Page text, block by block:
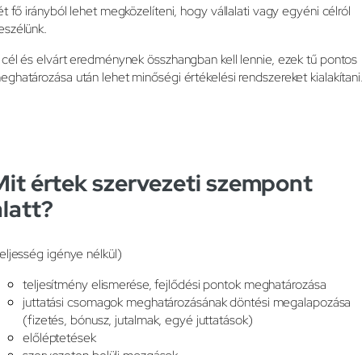
fő irányból lehet megközelíteni, hogy vállalati vagy egyéni célról
és elvárt eredménynek összhangban kell lennie, ezek tű pontos
után lehet minőségi értékelési rendszereket
értek szervezeti szempont
igénye nélkül)
teljesítmény elismerése, fejlődési pontok meghatározása
juttatási csomagok meghatározásának döntési megalapozása
(fizetés, bónusz, jutalmak, egyé juttatások)
előléptetések